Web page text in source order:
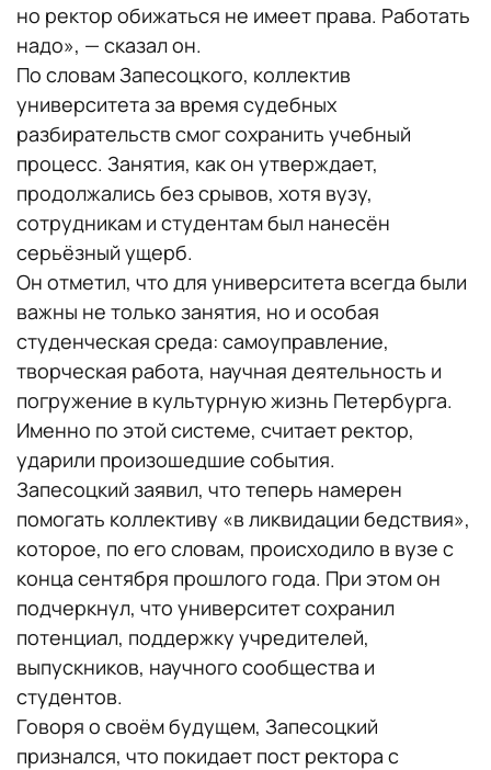
но ректор обижаться не имеет права. Работать
надо», — сказал он.
По словам Запесоцкого, коллектив
университета за время судебных
разбирательств смог сохранить учебный
процесс. Занятия, как он утверждает,
продолжались без срывов, хотя вузу,
сотрудникам и студентам был нанесён
серьёзный ущерб.
Он отметил, что для университета всегда были
важны не только занятия, но и особая
студенческая среда: самоуправление,
творческая работа, научная деятельность и
погружение в культурную жизнь Петербурга.
Именно по этой системе, считает ректор,
ударили произошедшие события.
Запесоцкий заявил, что теперь намерен
помогать коллективу «в ликвидации бедствия»,
которое, по его словам, происходило в вузе с
конца сентября прошлого года. При этом он
подчеркнул, что университет сохранил
потенциал, поддержку учредителей,
выпускников, научного сообщества и
студентов.
Говоря о своём будущем, Запесоцкий
признался, что покидает пост ректора с